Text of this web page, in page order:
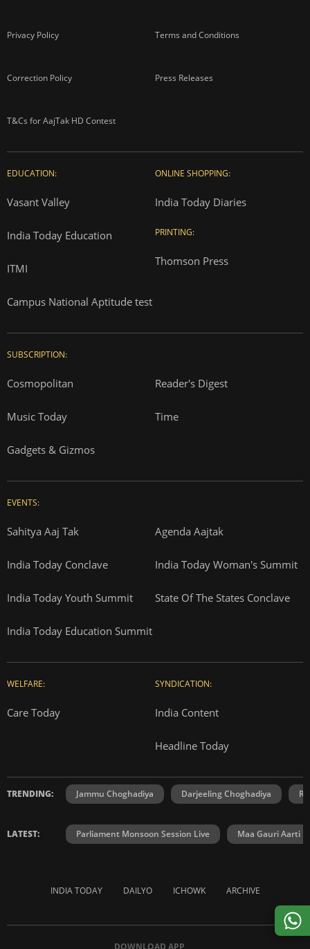
Privacy Policy Terms and Conditions
Correction Policy Press Releases
T&Cs for AajTak HD Contest
EDUCATION:
Vasant Valley
India Today Education
ITMI
Campus National Aptitude test
ONLINE SHOPPING:
India Today Diaries
PRINTING:
Thomson Press
SUBSCRIPTION:
Cosmopolitan Reader's Digest
Music Today Time
Gadgets & Gizmos
EVENTS:
Sahitya Aaj Tak Agenda Aajtak
India Today Conclave India Today Woman's Summit
India Today Youth Summit State Of The States Conclave
India Today Education Summit
WELFARE:
Care Today
SYNDICATION:
India Content
Headline Today
TRENDING: Jammu Choghadiya Darjeeling Choghadiya
LATEST: Parliament Monsoon Session Live Maa Gauri Aarti
INDIA TODAY DAILYO ICHOWK ARCHIVE
DOWNLOAD APP